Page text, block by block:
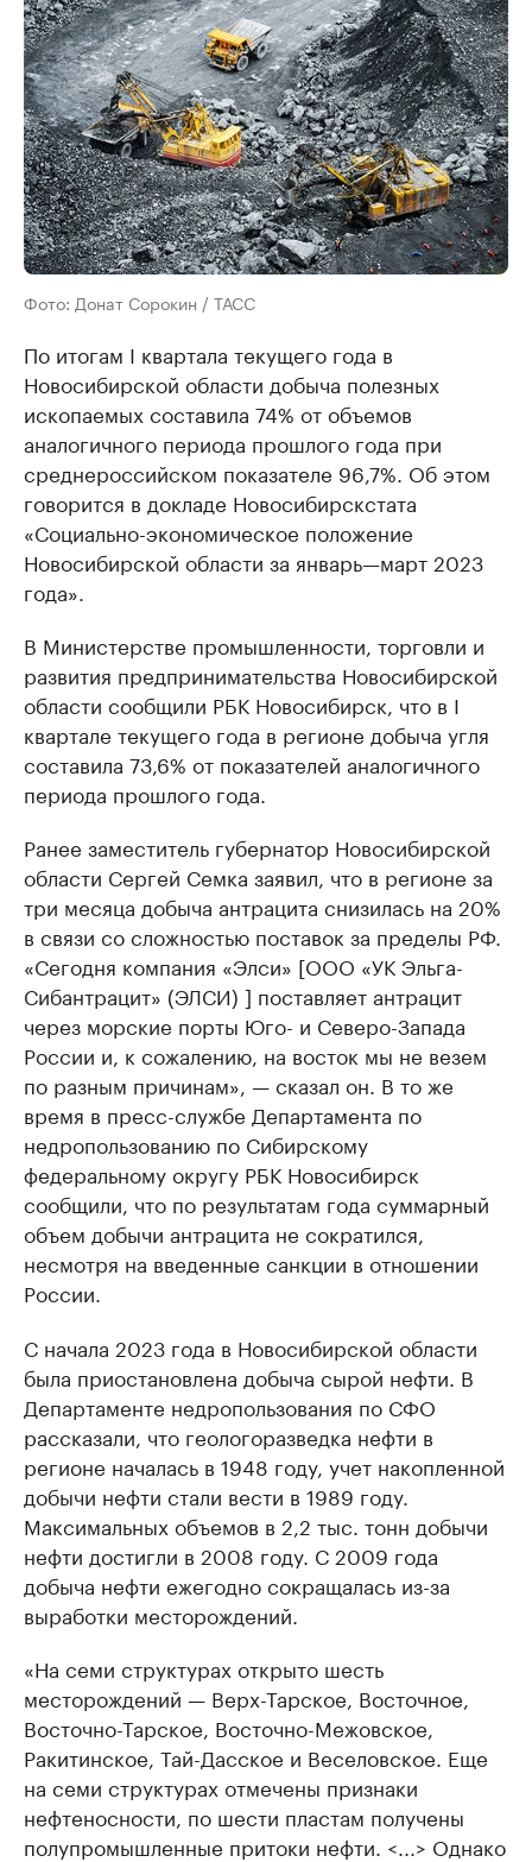
Фото: Донат Сорокин / ТАСС
По итогам I квартала текущего года в
Новосибирской области добыча полезных
ископаемых составила 74% от объемов
аналогичного периода прошлого года при
среднероссийском показателе 96,7%. Об этом
говорится в докладе Новосибирскстата
«Социально-экономическое положение
Новосибирской области за январь—март 2023
года».
В Министерстве промышленности, торговли и
развития предпринимательства Новосибирской
области сообщили РБК Новосибирск, что в I
квартале текущего года в регионе добыча угля
составила 73,6% от показателей аналогичного
периода прошлого года.
Ранее заместитель губернатор Новосибирской
области Сергей Семка заявил, что в регионе за
три месяца добыча антрацита снизилась на 20%
в связи со сложностью поставок за пределы РФ.
«Сегодня компания «Элси» [ООО «УК Эльга-
Сибантрацит» (ЭЛСИ) ] поставляет антрацит
через морские порты Юго- и Северо-Запада
России и, к сожалению, на восток мы не везем
по разным причинам», — сказал он. В то же
время в пресс-службе Департамента по
недропользованию по Сибирскому
федеральному округу РБК Новосибирск
сообщили, что по результатам года суммарный
объем добычи антрацита не сократился,
несмотря на введенные санкции в отношении
России.
С начала 2023 года в Новосибирской области
была приостановлена добыча сырой нефти. В
Департаменте недропользования по СФО
рассказали, что геологоразведка нефти в
регионе началась в 1948 году, учет накопленной
добычи нефти стали вести в 1989 году.
Максимальных объемов в 2,2 тыс. тонн добычи
нефти достигли в 2008 году. С 2009 года
добыча нефти ежегодно сокращалась из-за
выработки месторождений.
«На семи структурах открыто шесть
месторождений — Верх-Тарское, Восточное,
Восточно-Тарское, Восточно-Межовское,
Ракитинское, Тай-Дасское и Веселовское. Еще
на семи структурах отмечены признаки
нефтеносности, по шести пластам получены
полупромышленные притоки нефти. <...> Однако